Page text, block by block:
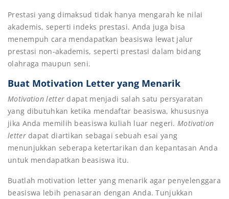
Prestasi yang dimaksud tidak hanya mengarah ke nilai
akademis, seperti indeks prestasi. Anda juga bisa
menempuh cara mendapatkan beasiswa lewat jalur
prestasi non-akademis, seperti prestasi dalam bidang
olahraga maupun seni.
Buat Motivation Letter yang Menarik
Motivation letter dapat menjadi salah satu persyaratan
yang dibutuhkan ketika mendaftar beasiswa, khususnya
jika Anda memilih beasiswa kuliah luar negeri. Motivation
letterdapat diartikan sebagai sebuah esai yang
menunjukkan seberapa ketertarikan dan kepantasan Anda
untuk mendapatkan beasiswa itu.
Buatlah motivation letter yang menarik agar penyelenggara
beasiswa lebih penasaran dengan Anda. Tunjukkan